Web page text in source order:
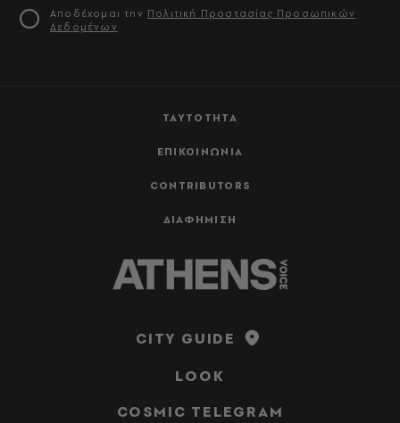
ΤΑΥΤΟΤΗΤΑ
ΕΠΙΚΟΙΝΩΝΙΑ
CONTRIBUTORS
ΔΙΑΦΗΜΙΣΗ
Αποδέχομαι την Πολιτική Προστασίας Προσωπικών
Δεδομένων
CITY GUIDE
LOOK
COSMIC TELEGRAM